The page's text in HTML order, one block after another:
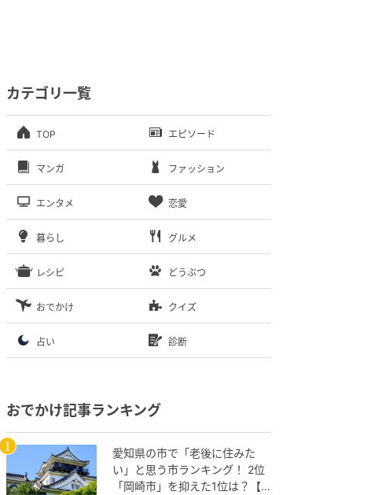
カテゴリ一覧
TOP エピソード
マンガ ファッション
エンタメ 恋愛
暮らし グルメ
レシピ どうぶつ
おでかけ クイズ
占い 診断
おでかけ記事ランキング
愛知県の市で「老後に住みた
い」と思う市ランキング！ 2位
「岡崎市」を抑えた1位は？【2